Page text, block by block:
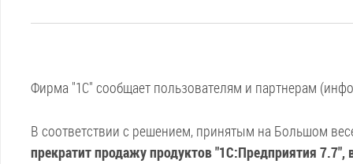
Фирма "1С" сообщает пользователям и партнерам
В соответствии с решением, принятым на Большом
прекратит продажу продуктов "1С:Предприятия